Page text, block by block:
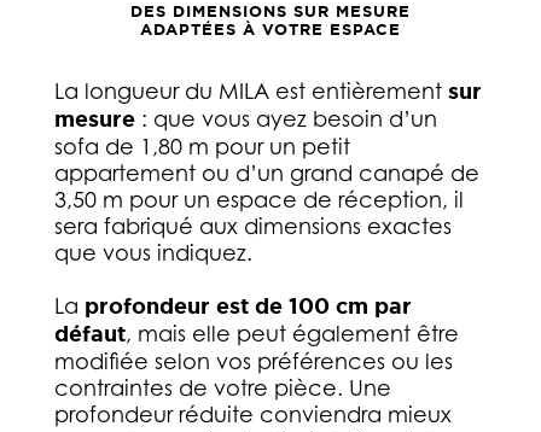
DES DIMENSIONS SUR MESURE
ADAPTÉES À VOTRE ESPACE
La longueur du MILA est entièrement sur
mesure: que vous ayez besoin d’un
sofa de 1,80 m pour un petit
appartement ou d’un grand canapé de
3,50 m pour un espace de réception, il
sera fabriqué aux dimensions exactes
que vous indiquez.
La profondeur est de 100 cm par
défaut, mais elle peut également être
modifiée selon vos préférences ou les
contraintes de votre pièce. Une
profondeur réduite conviendra mieux